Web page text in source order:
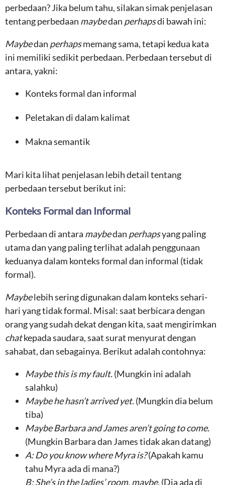
perbedaan? Jika belum tahu, silakan simak penjelasan
tentang perbedaan maybedan perhapsdi bawah ini:
Maybedan perhapsmemang sama, tetapi kedua kata
ini memiliki sedikit perbedaan. Perbedaan tersebut di
antara, yakni:
Konteks formal dan informal
Peletakan di dalam kalimat
Makna semantik
Mari kita lihat penjelasan lebih detail tentang
perbedaan tersebut berikut ini:
Konteks Formal dan Informal
Perbedaan di antara maybedan perhapsyang paling
utama dan yang paling terlihat adalah penggunaan
keduanya dalam konteks formal dan informal (tidak
formal).
Maybelebih sering digunakan dalam konteks sehari-
hari yang tidak formal. Misal: saat berbicara dengan
orang yang sudah dekat dengan kita, saat mengirimkan
chatkepada saudara, saat surat menyurat dengan
sahabat, dan sebagainya. Berikut adalah contohnya:
Maybe this is my fault.(Mungkin ini adalah
salahku)
Maybe he hasn’t arrived yet.(Mungkin dia belum
tiba)
Maybe Barbara and James aren’t going to come.
(Mungkin Barbara dan James tidak akan datang)
A: Do you know where Myra is?(Apakah kamu
tahu Myra ada di mana?)
B:She’s in the ladies’ room, maybe.(Dia ada di